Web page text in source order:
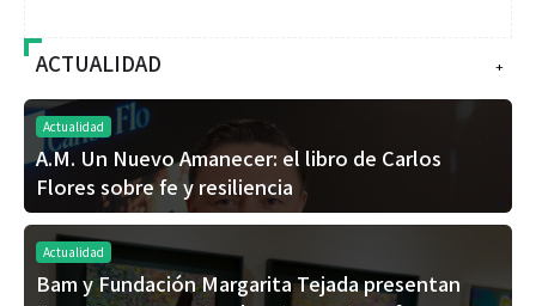
+
ACTUALIDAD
Actualidad
A.M. Un Nuevo Amanecer: el libro de Carlos
Flores sobre fe y resiliencia
Actualidad
Bam y Fundación Margarita Tejada presentan